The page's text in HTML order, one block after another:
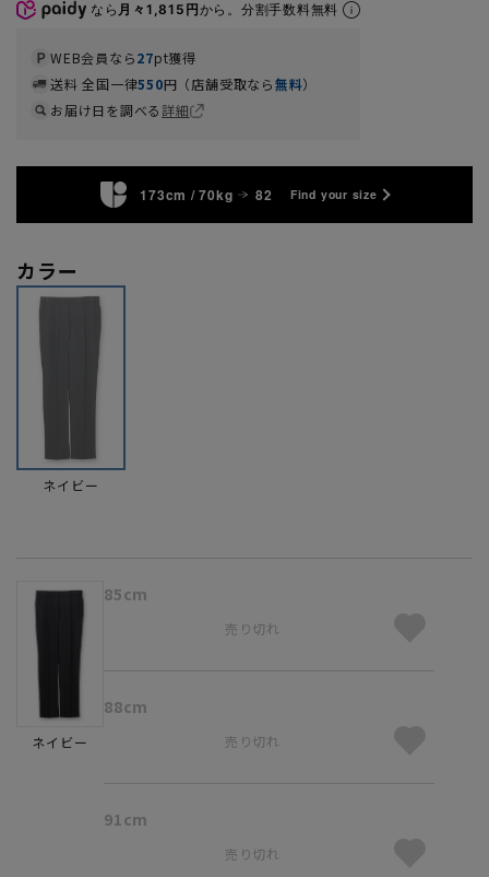
なら 月々1,815円から。分割手数料無料
WEB会員なら27pt獲得
送料 全国一律550円（店舗受取なら無料）
お届け日を調べる詳細
173cm / 70kg 82 Find your size
カラー
ネイビー
ネイビー
85cm
売り切れ
88cm
売り切れ
91cm
売り切れ